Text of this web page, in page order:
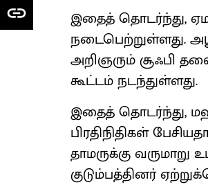
இதைத் தொடர்ந்து,
நடைபெற்றுள்ளது.
அறிஞரும் சூஃபி
கூட்டம் நடந்துள்ளது.
இதைத் தொடர்ந்து,
பிரதிநிதிகள்
தாமருக்கு
குடும்பத்தினர்